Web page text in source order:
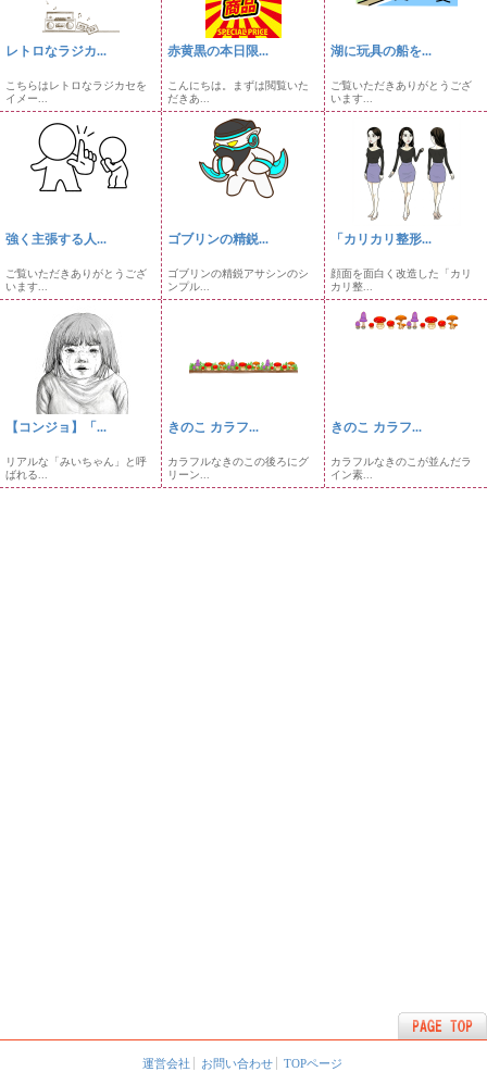
レトロなラジカ...
こちらはレトロなラジカセを
イメー...
赤黄黒の本日限...
こんにちは。まずは閲覧いた
だきあ...
湖に玩具の船を...
ご覧いただきありがとうござ
います...
強く主張する人...
ご覧いただきありがとうござ
います...
ゴブリンの精鋭...
ゴブリンの精鋭アサシンのシ
ンプル...
「カリカリ整形...
顔面を面白く改造した「カリ
カリ整...
【コンジョ】「...
リアルな「みいちゃん」と呼
ばれる...
きのこ カラフ...
カラフルなきのこの後ろにグ
リーン...
きのこ カラフ...
カラフルなきのこが並んだラ
イン素...
運営会社 お問い合わせ TOPページ